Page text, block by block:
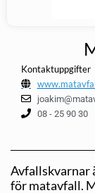
Kontaktuppgifter
08 - 25 90 30
Avfallskvarnar
för matavfall.